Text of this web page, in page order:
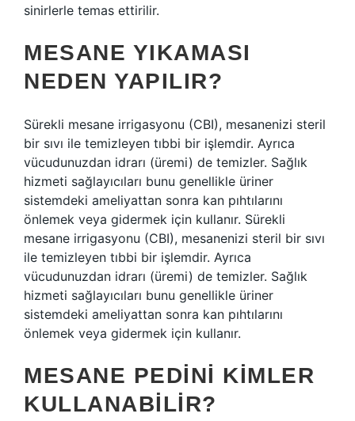
sinirlerle temas ettirilir.
MESANE YIKAMASI
NEDEN YAPILIR?
Sürekli mesane irrigasyonu (CBI), mesanenizi steril
bir sıvı ile temizleyen tıbbi bir işlemdir. Ayrıca
vücudunuzdan idrarı (üremi) de temizler. Sağlık
hizmeti sağlayıcıları bunu genellikle üriner
sistemdeki ameliyattan sonra kan pıhtılarını
önlemek veya gidermek için kullanır. Sürekli
mesane irrigasyonu (CBI), mesanenizi steril bir sıvı
ile temizleyen tıbbi bir işlemdir. Ayrıca
vücudunuzdan idrarı (üremi) de temizler. Sağlık
hizmeti sağlayıcıları bunu genellikle üriner
sistemdeki ameliyattan sonra kan pıhtılarını
önlemek veya gidermek için kullanır.
MESANE PEDINI KIMLER
KULLANABILIR?